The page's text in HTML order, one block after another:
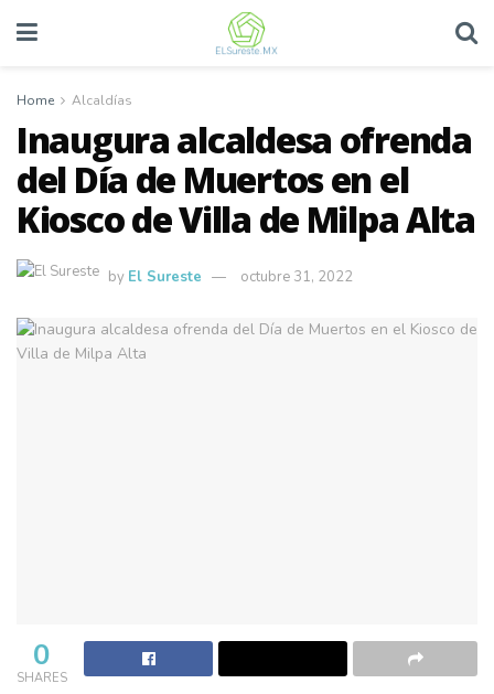
Home Alcaldías
Inaugura alcaldesa ofrenda
del Día de Muertos en el
Kiosco de Villa de Milpa Alta
by El Sureste octubre 31, 2022
0
SHARES